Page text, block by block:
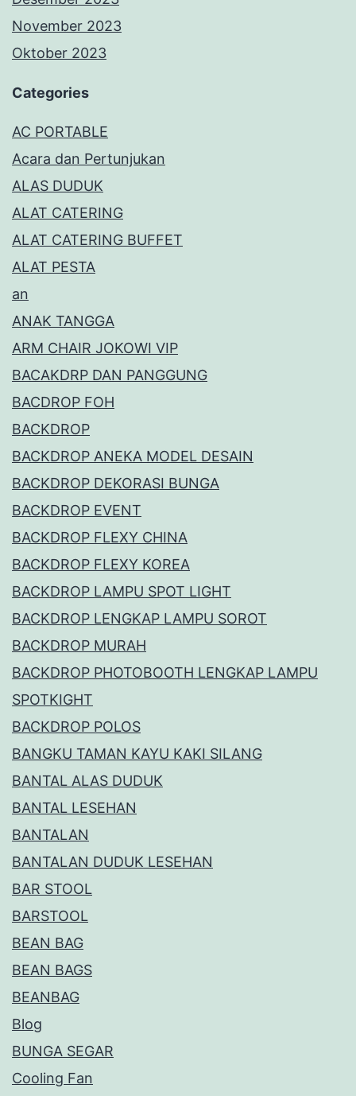
November 2023
Oktober 2023
Categories
AC PORTABLE
Acara dan Pertunjukan
ALAS DUDUK
ALAT CATERING
ALAT CATERING BUFFET
ALAT PESTA
an
ANAK TANGGA
ARM CHAIR JOKOWI VIP
BACAKDRP DAN PANGGUNG
BACDROP FOH
BACKDROP
BACKDROP ANEKA MODEL DESAIN
BACKDROP DEKORASI BUNGA
BACKDROP EVENT
BACKDROP FLEXY CHINA
BACKDROP FLEXY KOREA
BACKDROP LAMPU SPOT LIGHT
BACKDROP LENGKAP LAMPU SOROT
BACKDROP MURAH
BACKDROP PHOTOBOOTH LENGKAP LAMPU
SPOTKIGHT
BACKDROP POLOS
BANGKU TAMAN KAYU KAKI SILANG
BANTAL ALAS DUDUK
BANTAL LESEHAN
BANTALAN
BANTALAN DUDUK LESEHAN
BAR STOOL
BARSTOOL
BEAN BAG
BEAN BAGS
BEANBAG
Blog
BUNGA SEGAR
Cooling Fan